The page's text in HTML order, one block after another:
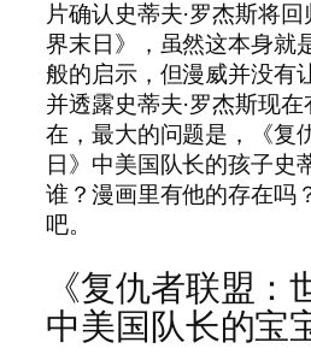
片确认史蒂夫·罗杰斯将
界末日》，虽然这本身就
般的启示，但漫威并没有
并透露史蒂夫·罗杰斯现
在，最大的问题是，《复
日》中美国队长的孩子史
谁？漫画里有他的存在吗
吧。
《复仇者联盟：
中美国队长的宝